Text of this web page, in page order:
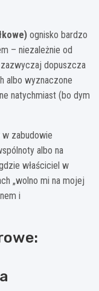
ognisko bardzo
– niezależnie od
zazwyczaj dopuszcza
albo wyznaczone
natychmiast (bo dym
zabudowie
albo na
właściciel w
„wolno mi na mojej
i